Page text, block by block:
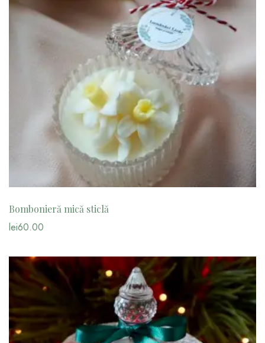
Bombonieră mică sticlă
lei60.00